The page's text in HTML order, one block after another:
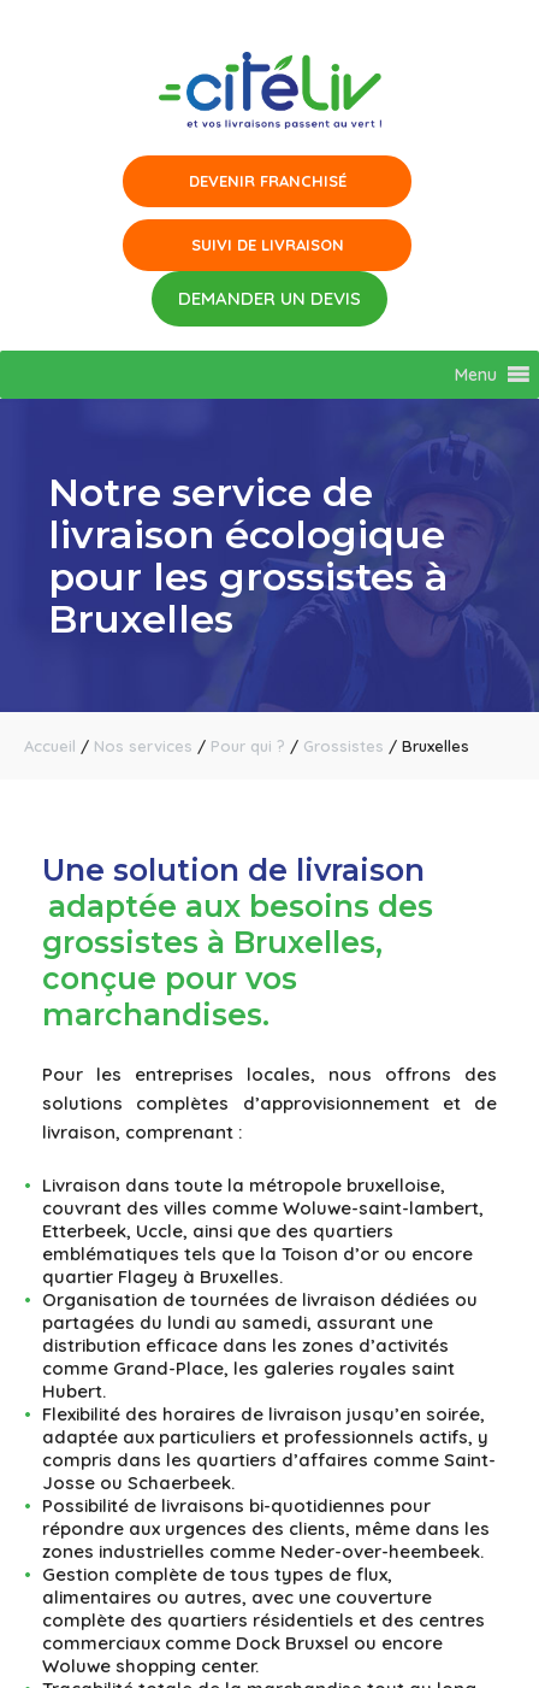
Menu
Notre service de
livraison écologique
pour les grossistes à
Bruxelles
Accueil / Nos services / Pour qui ? / Grossistes / Bruxelles
Une solution de livraison
adaptée aux besoins des
grossistes à Bruxelles,
conçue pour vos
marchandises.
Pour les entreprises locales, nous offrons des
solutions complètes d’approvisionnement et de
livraison, comprenant :
Livraison dans toute la métropole bruxelloise,
couvrant des villes comme Woluwe-saint-lambert,
Etterbeek, Uccle, ainsi que des quartiers
emblématiques tels que la Toison d’or ou encore
quartier Flagey à Bruxelles.
Organisation de tournées de livraison dédiées ou
partagées du lundi au samedi, assurant une
distribution efficace dans les zones d’activités
comme Grand-Place, les galeries royales saint
Hubert.
Flexibilité des horaires de livraison jusqu’en soirée,
adaptée aux particuliers et professionnels actifs, y
compris dans les quartiers d’affaires comme Saint-
Josse ou Schaerbeek.
Possibilité de livraisons bi-quotidiennes pour
répondre aux urgences des clients, même dans les
zones industrielles comme Neder-over-heembeek.
Gestion complète de tous types de flux,
alimentaires ou autres, avec une couverture
complète des quartiers résidentiels et des centres
commerciaux comme Dock Bruxsel ou encore
Woluwe shopping center.